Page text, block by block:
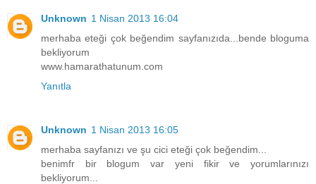
Unknown 1 Nisan 2013 16:04
merhaba eteği çok beğendim sayfanızıda...bende bloguma
bekliyorum
www.hamarathatunum.com
Yanıtla
Unknown 1 Nisan 2013 16:05
merhaba sayfanızı ve şu cici eteği çok beğendim...
benimfr bir blogum var yeni fikir ve yorumlarınızı
bekliyorum...